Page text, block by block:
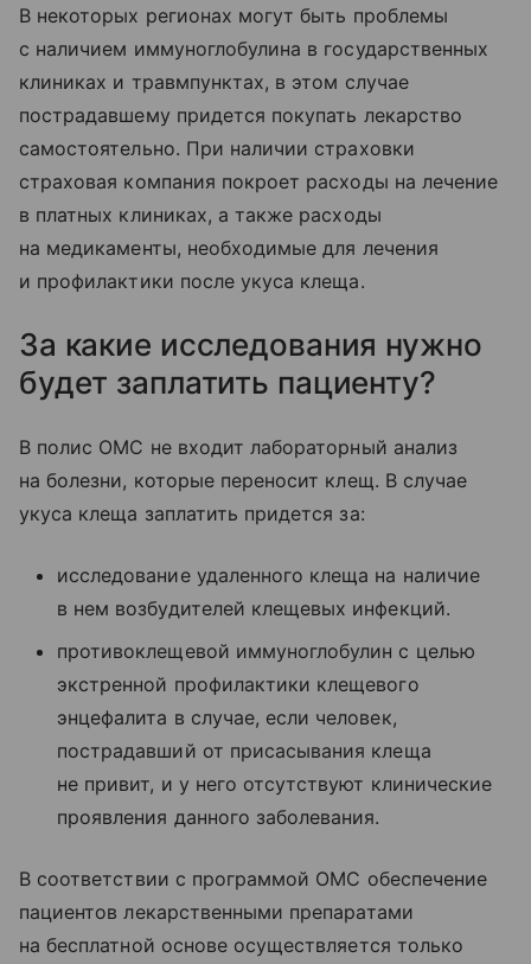
В некоторых регионах могут быть проблемы
с наличием иммуноглобулина в государственных
клиниках и травмпунктах, в этом случае
пострадавшему придется покупать лекарство
самостоятельно. При наличии страховки
страховая компания покроет расходы на лечение
в платных клиниках, а также расходы
на медикаменты, необходимые для лечения
и профилактики после укуса клеща.
За какие исследования нужно
будет заплатить пациенту?
В полис ОМС не входит лабораторный анализ
на болезни, которые переносит клещ. В случае
укуса клеща заплатить придется за:
исследование удаленного клеща на наличие
в нем возбудителей клещевых инфекций.
противоклещевой иммуноглобулин с целью
экстренной профилактики клещевого
энцефалита в случае, если человек,
пострадавший от присасывания клеща
не привит, и у него отсутствуют клинические
проявления данного заболевания.
В соответствии с программой ОМС обеспечение
пациентов лекарственными препаратами
на бесплатной основе осуществляется только